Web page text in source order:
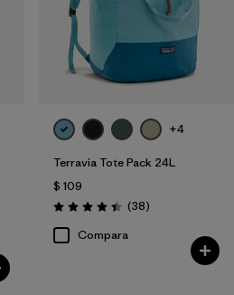
+4
Terravia Tote Pack 24L
$ 109
Valoración: 4.4 / 5
(38Comentarios
)
Compara